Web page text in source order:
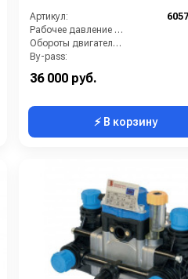
Артикул:
Рабочее давление (бар):
Обороты двигателя (об/мин):
By-pass:
36 000 руб.
⚡ В корзину